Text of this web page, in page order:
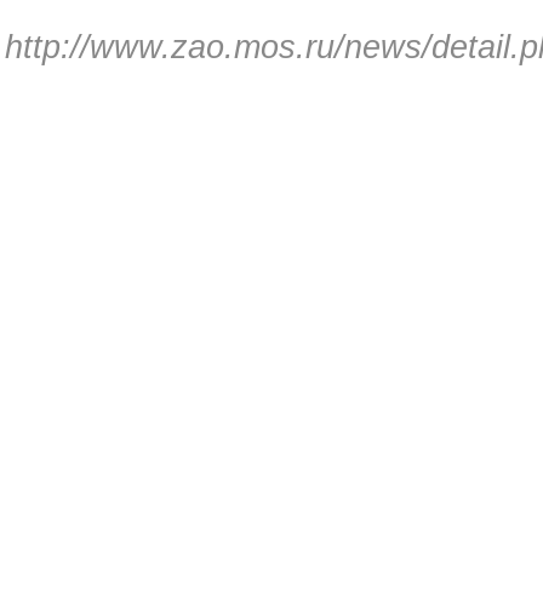
http://www.zao.mos.ru/news/